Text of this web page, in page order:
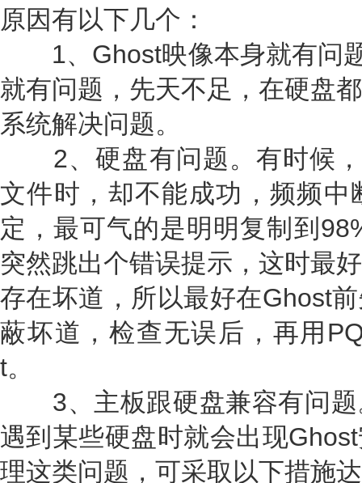
原因有以下几个：
1、Ghost映像本身就有问
就有问题，先天不足，在硬盘
系统解决问题。
2、硬盘有问题。有时候，
文件时，却不能成功，频频
定，最可气的是明明复制到
突然跳出个错误提示，这时最
存在坏道，所以最好在Ghost
蔽坏道，检查无误后，再用
t。
3、主板跟硬盘兼容有问题
遇到某些硬盘时就会出现
理这类问题，可采取以下措施